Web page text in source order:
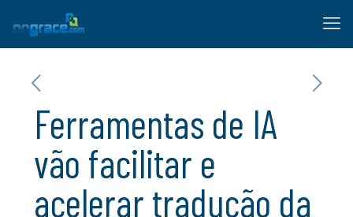
Ferramentas de IA
vão facilitar e
acelerar tradução da